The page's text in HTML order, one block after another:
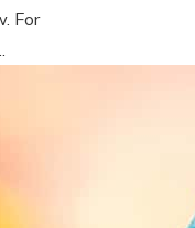
For